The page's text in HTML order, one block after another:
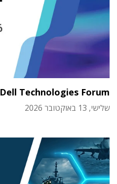
Dell Technologies Forum
שלישי, 13 באוקטובר 2026